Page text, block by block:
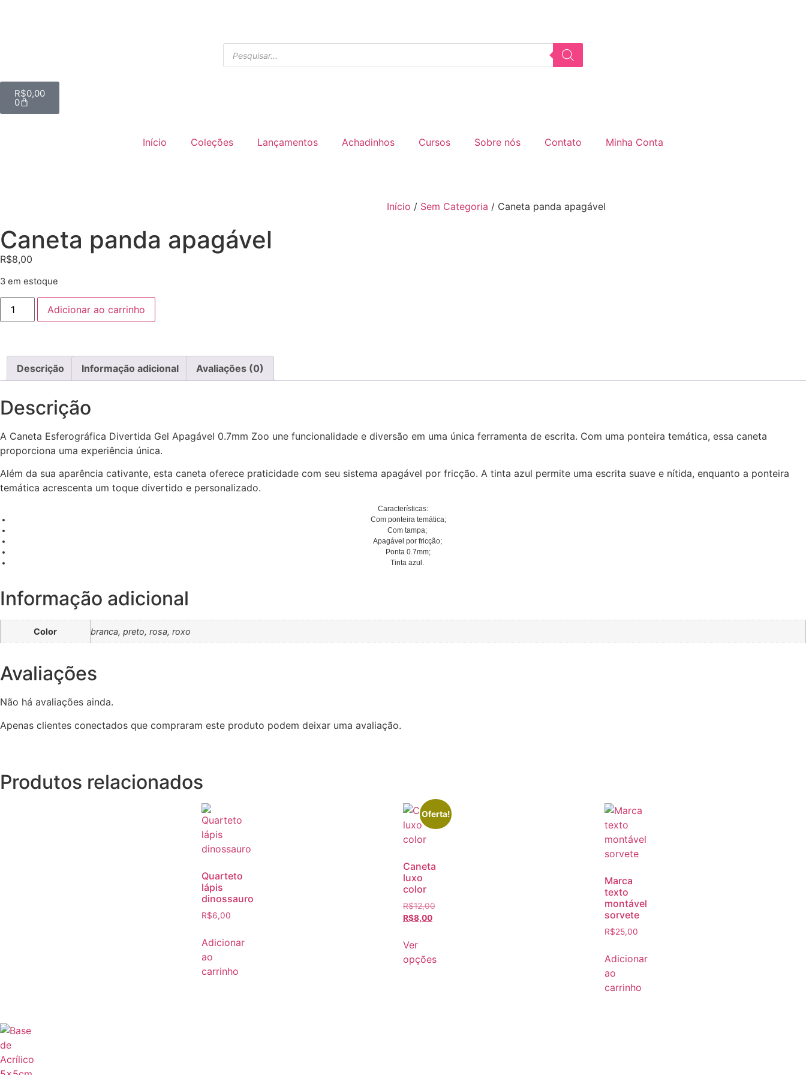
R$0,00
0
Início Coleções Lançamentos Achadinhos Cursos Sobre nós Contato Minha Conta
Início / Sem Categoria / Caneta panda apagável
Caneta panda apagável
R$8,00
3 em estoque
Adicionar ao carrinho
Descrição Informação adicional Avaliações (0)
Descrição
A Caneta Esferográfica Divertida Gel Apagável 0.7mm Zoo une funcionalidade e diversão em uma única ferramenta de escrita. Com uma ponteira temática, essa caneta
proporciona uma experiência única.
Além da sua aparência cativante, esta caneta oferece praticidade com seu sistema apagável por fricção. A tinta azul permite uma escrita suave e nítida, enquanto a ponteira
temática acrescenta um toque divertido e personalizado.
Características:
Com ponteira temática;
Com tampa;
Apagável por fricção;
Ponta 0.7mm;
Tinta azul.
Informação adicional
Color branca, preto, rosa, roxo
Avaliações
Não há avaliações ainda.
Apenas clientes conectados que compraram este produto podem deixar uma avaliação.
Produtos relacionados
Quarteto
lápis
dinossauro
R$6,00
Adicionar
ao
carrinho
Oferta!
Caneta
luxo
color
R$12,00
R$8,00
Ver
opções
Marca
texto
montável
sorvete
R$25,00
Adicionar
ao
carrinho